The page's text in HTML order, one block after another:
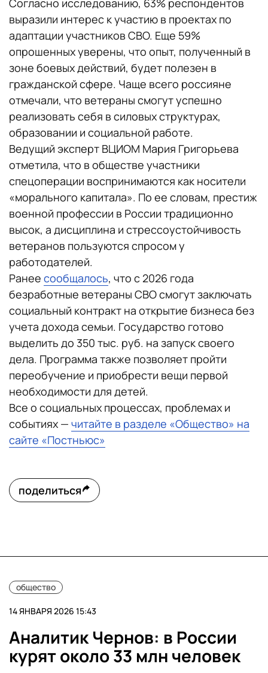
Согласно исследованию, 63% респондентов
выразили интерес к участию в проектах по
адаптации участников СВО. Еще 59%
опрошенных уверены, что опыт, полученный в
зоне боевых действий, будет полезен в
гражданской сфере. Чаще всего россияне
отмечали, что ветераны смогут успешно
реализовать себя в силовых структурах,
образовании и социальной работе.
Ведущий эксперт ВЦИОМ Мария Григорьева
отметила, что в обществе участники
спецоперации воспринимаются как носители
«морального капитала». По ее словам, престиж
военной профессии в России традиционно
высок, а дисциплина и стрессоустойчивость
ветеранов пользуются спросом у
работодателей.
Ранее сообщалось, что с 2026 года
безработные ветераны СВО смогут заключать
социальный контракт на открытие бизнеса без
учета дохода семьи. Государство готово
выделить до 350 тыс. руб. на запуск своего
дела. Программа также позволяет пройти
переобучение и приобрести вещи первой
необходимости для детей.
Все о социальных процессах, проблемах и
событиях — читайте в разделе «Общество» на
сайте «Постньюс»
поделиться
общество
14 ЯНВАРЯ 2026 15:43
Аналитик Чернов: в России
курят около 33 млн человек